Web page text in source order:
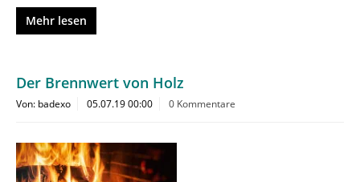
Mehr lesen
Der Brennwert von Holz
Von: badexo 05.07.19 00:00 0 Kommentare